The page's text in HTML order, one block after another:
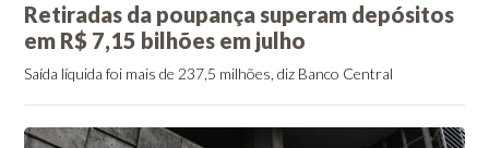
Retiradas da poupança superam depósitos
em R$ 7,15 bilhões em julho
Saída líquida foi mais de 237,5 milhões, diz Banco Central